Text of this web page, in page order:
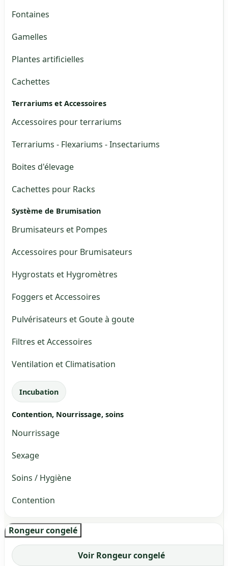
Fontaines
Gamelles
Plantes artificielles
Cachettes
Terrariums et Accessoires
Accessoires pour terrariums
Terrariums - Flexariums - Insectariums
Boites d'élevage
Cachettes pour Racks
Système de Brumisation
Brumisateurs et Pompes
Accessoires pour Brumisateurs
Hygrostats et Hygromètres
Foggers et Accessoires
Pulvérisateurs et Goute à goute
Filtres et Accessoires
Ventilation et Climatisation
Incubation
Contention, Nourrissage, soins
Nourrissage
Sexage
Soins / Hygiène
Contention
Rongeur congelé
Voir Rongeur congelé